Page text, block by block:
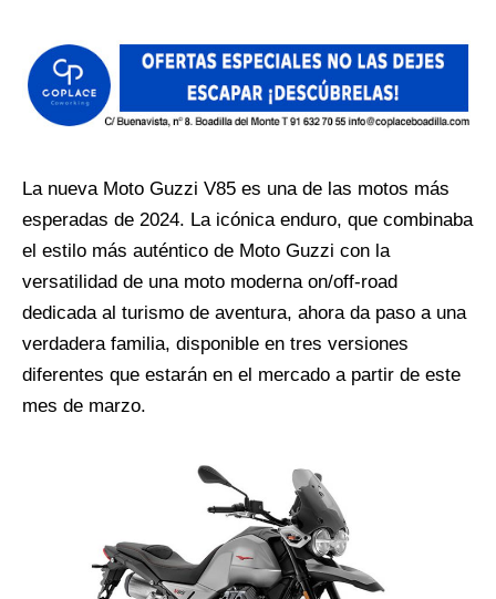
La nueva Moto Guzzi V85 es una de las motos más
esperadas de 2024. La icónica enduro, que combinaba
el estilo más auténtico de Moto Guzzi con la
versatilidad de una moto moderna on/off-road
dedicada al turismo de aventura, ahora da paso a una
verdadera familia, disponible en tres versiones
diferentes que estarán en el mercado a partir de este
mes de marzo.